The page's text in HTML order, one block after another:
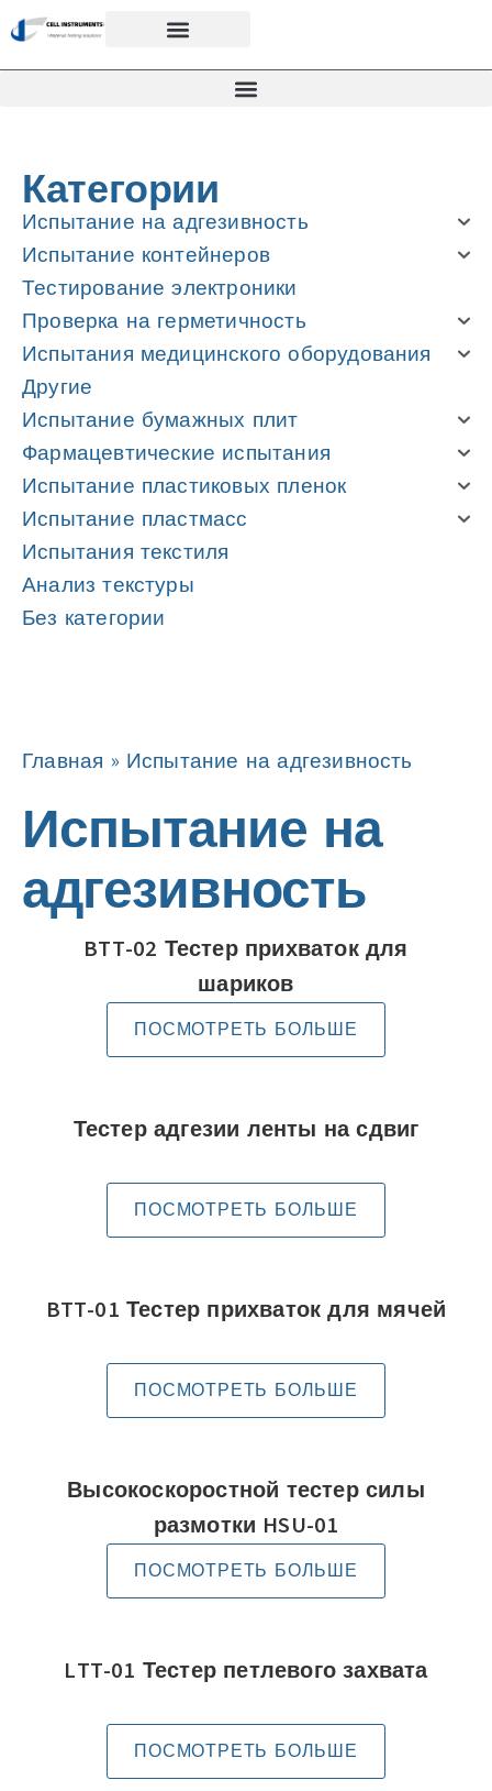
Категории
Испытание на адгезивность
Испытание контейнеров
Тестирование электроники
Проверка на герметичность
Испытания медицинского оборудования
Другие
Испытание бумажных плит
Фармацевтические испытания
Испытание пластиковых пленок
Испытание пластмасс
Испытания текстиля
Анализ текстуры
Без категории
Главная » Испытание на адгезивность
Испытание на
адгезивность
BTT-02 Тестер прихваток для
шариков
ПОСМОТРЕТЬ БОЛЬШЕ
Тестер адгезии ленты на сдвиг
ПОСМОТРЕТЬ БОЛЬШЕ
BTT-01 Тестер прихваток для мячей
ПОСМОТРЕТЬ БОЛЬШЕ
Высокоскоростной тестер силы
размотки HSU-01
ПОСМОТРЕТЬ БОЛЬШЕ
LTT-01 Тестер петлевого захвата
ПОСМОТРЕТЬ БОЛЬШЕ